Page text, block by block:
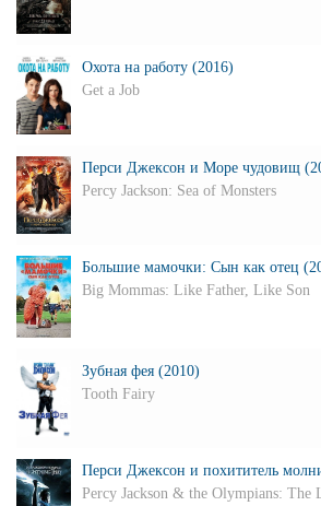
Охота на работу (2016)
Get a Job
Перси Джексон и Море чудовищ
Percy Jackson: Sea of Monsters
Большие мамочки: Сын как отец
Big Mommas: Like Father, Like Son
Зубная фея (2010)
Tooth Fairy
Перси Джексон и похититель
Percy Jackson & the Olympians: